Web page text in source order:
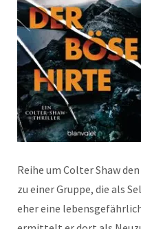
Reihe um Colter Shaw
zu einer Gruppe, die als
eher eine